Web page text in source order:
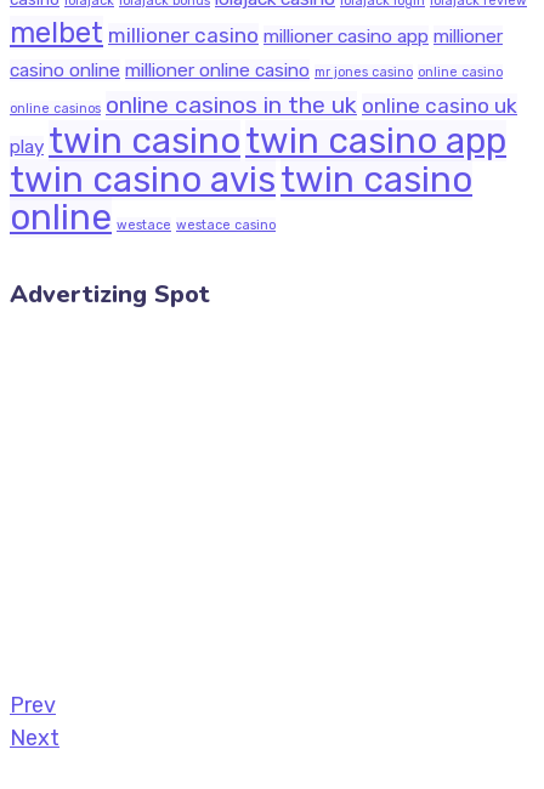
melbet millioner casino millioner casino app millioner
casino online millioner online casino mr jones casino online casino
online casinos online casinos in the uk online casino uk
play twin casinotwin casino app
twin casino avistwin casino
online westace westace casino
Advertizing Spot
Prev
Next